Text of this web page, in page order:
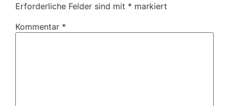
Erforderliche Felder sind mit * markiert
Kommentar *